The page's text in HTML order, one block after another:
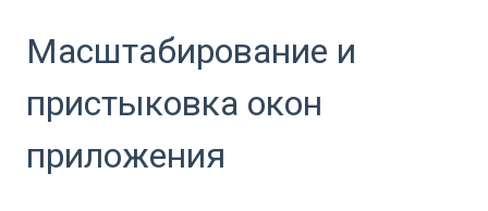
Масштабирование и
пристыковка окон
приложения